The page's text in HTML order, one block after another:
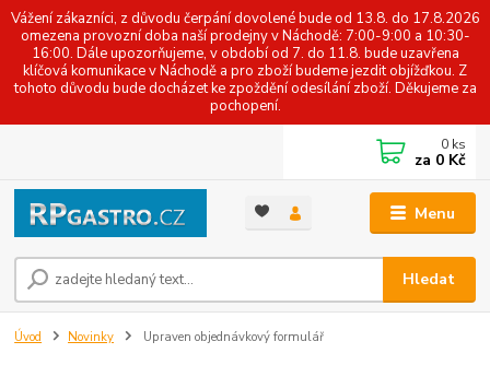
Vážení zákazníci, z důvodu čerpání dovolené bude od 13.8. do 17.8.2026
omezena provozní doba naší prodejny v Náchodě: 7:00-9:00 a 10:30-
16:00. Dále upozorňujeme, v období od 7. do 11.8. bude uzavřena
klíčová komunikace v Náchodě a pro zboží budeme jezdit objížďkou. Z
tohoto důvodu bude docházet ke zpoždění odesílání zboží. Děkujeme za
pochopení.
Menu
Hledat
0 ks
za 0 Kč
Úvod Novinky Upraven objednávkový formulář